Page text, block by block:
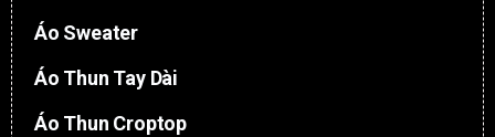
Áo Sweater
Áo Thun Tay Dài
Áo Thun Croptop